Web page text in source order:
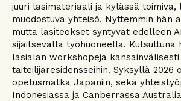
juuri lasimateriaali ja kylässä toimiva,
muodostuva yhteisö. Nyttemmin hän
mutta lasiteokset syntyvät edelleen
sijaitsevalla työhuoneella. Kutsuttuna
lasialan workshopeja
taiteilijaresidensseihin. Syksyllä 2026
opetusmatka Japaniin, sekä
Indonesiassa ja Canberrassa